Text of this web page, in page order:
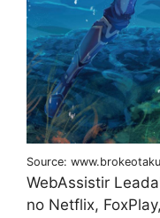
Source:
WebAssistir
no Netflix,